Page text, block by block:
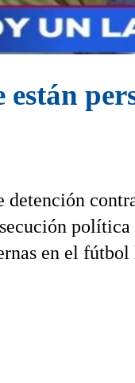
detención
en el fútbol